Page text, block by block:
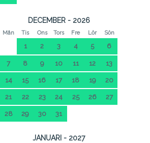
DECEMBER - 2026
Mån Tis Ons Tors Fre Lör Sön
1 2 3 4 5 6
7 8 9 10 11 12 13
14 15 16 17 18 19 20
21 22 23 24 25 26 27
28 29 30 31
JANUARI - 2027